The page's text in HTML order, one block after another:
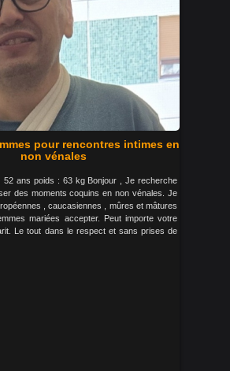
pour rencontres intimes en
non vénales
52 ans poids : 63 kg Bonjour , Je recherche
des moments coquins en non vénales. Je
, caucasiennes , mûres et mâtures
mariées accepter. Peut importe votre
Le tout dans le respect et sans prises de